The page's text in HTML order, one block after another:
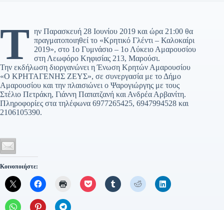
Τ ην Παρασκευή 28 Ιουνίου 2019 και ώρα 21:00 θα
πραγματοποιηθεί το «Κρητικό Γλέντι – Καλοκαίρι
2019», στο 1ο Γυμνάσιο – 1ο Λύκειο Αμαρουσίου
στη Λεωφόρο Κηφισίας 213, Μαρούσι.
Την εκδήλωση διοργανώνει η Ένωση Κρητών Αμαρουσίου
«Ο ΚΡΗΤΑΓΕΝΗΣ ΖΕΥΣ», σε συνεργασία με το Δήμο
Αμαρουσίου και την πλαισιώνει ο Ψαρογιώργης με τους
Στέλιο Πετράκη, Γιάννη Παπατζανή και Ανδρέα Αρβανίτη.
Πληροφορίες στα τηλέφωνα 6977265425, 6947994528 και
2106105390.
Κοινοποιήστε: